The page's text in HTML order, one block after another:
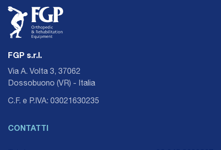
FGP s.r.l.
Via A. Volta 3, 37062
Dossobuono (VR) - Italia
C.F. e P.IVA: 03021630235
CONTATTI